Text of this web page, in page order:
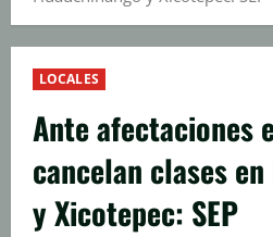
LOCALES
Ante afectaciones
cancelan clases
y Xicotepec: SEP